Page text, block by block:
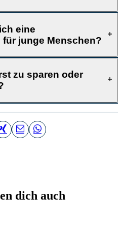
eine
junge Menschen?
zu sparen oder
dich auch